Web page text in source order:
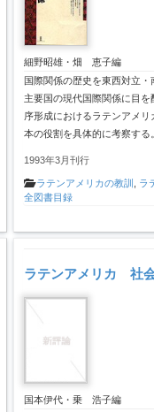
細野昭雄・畑 恵子編
国際関係の歴史を東西対立・
主要国の現代国際関係に目を
序形成におけるラテンアメリ
本の役割を具体的に考察する
1993年3月刊行
ラテンアメリカの教訓 ラ
全図書目録
ラテンアメリカ 社
国本伊代・乗 浩子編